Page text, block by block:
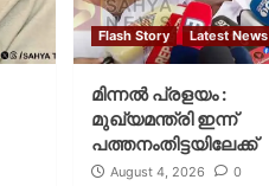
Flash Story Latest News
മിന്നല്‍ പ്രളയം :
മുഖ്യമന്ത്രി ഇന്ന്
പത്തനംതിട്ടയിലേക്ക്
August 4, 2026 0